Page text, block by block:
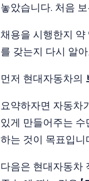
놓았습니다. 처음
채용을 시행한지 약
를 갖는지 다시 알
먼저 현대자동차의
요약하자면 자동차
있게 만들어주는
하는 것이 목표입니
다음은 현대자동차